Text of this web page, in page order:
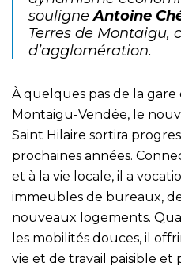
souligne Antoine
Terres de Montaigu,
d’agglomération.
À quelques pas de la
Montaigu-Vendée, le
Saint Hilaire sortira
prochaines années.
et à la vie locale, il a
immeubles de bureaux,
nouveaux logements.
les mobilités douces, il
vie et de travail paisible et